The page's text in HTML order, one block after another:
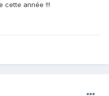
cette année !!!